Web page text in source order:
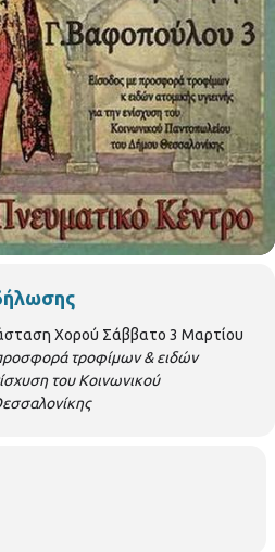
Χορού Σάββατο 3 Μαρτίου
τροφίμων & ειδών
του Κοινωνικού